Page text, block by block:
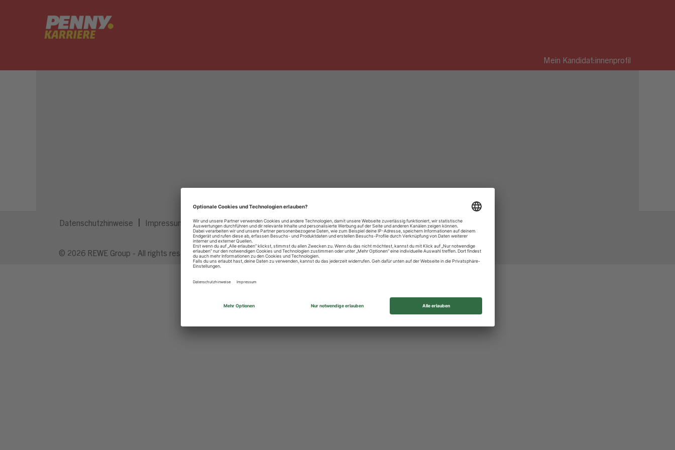
Mein Kandidat:innenprofil
Datenschutzhinweise Impressum Privatsphäre-Einstellungen
© 2026 REWE Group - All rights reserved